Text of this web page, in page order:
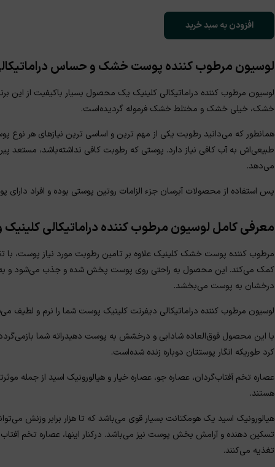
افزودن به سبد خرید
لوسیون مرطوب کننده پوست خشک و حساس دراماتیکالی
لوسیون مرطوب کننده دراماتیکالی کلینیک یک محصول بسیار باکیفیت از این
خشک، خیلی خشک و مختلط خشک فرموله گردیده‌است.
همانطور که می‌دانید رطوبت یکی از مهم ترین و اساسی ترین نیازهای هر نوع
طبیعی‌اش به آب کافی نیاز دارد. پوستی که رطوبت کافی نداشته‌باشد، مستعد
می‌دهد.
پس استفاده از محصولات آبرسان جزء الزامات روتین پوستی بوده و افراد
معرفی کامل لوسیون مرطوب کننده دراماتیکالی
مرطوب کننده پوست خشک کلینیک علاوه بر تامین رطوبت مورد نیاز پوست،
درخشان به پوست می‌بخشد.
لوسیون مرطوب کننده دراماتیکالی دیفرنت کلینیک پوست شما را نرم و لطیف
با این محصول فوق‌العاده شادابی و درخشش به پوست دهیدراته شما
کرد طوریکه انگار پوستتان دوباره زنده شده‌است.
عصاره تخم آفتاب‌گردان، عصاره جو، عصاره خیار و هیالورونیک اسید از جمله
هستند.
هیالورونیک اسید یک هومکتانت بسیار قوی می‌باشد که تا هزار برابر وزنش
تسکین دهنده و آرامش بخش پوست نیز می‌باشد. درکنار اینها، عصاره تخم
تغذیه می‌کنند.